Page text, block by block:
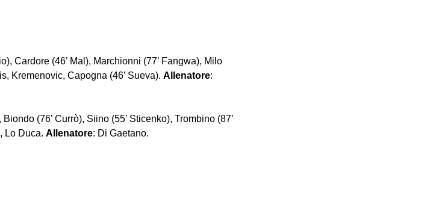
Cardore (46’ Mal), Marchionni (77’ Fangwa), Milo
Kremenovic, Capogna (46’ Sueva). Allenatore:
(76’ Currò), Siino (55’ Sticenko), Trombino (87’
Lo Duca. Allenatore: Di Gaetano.